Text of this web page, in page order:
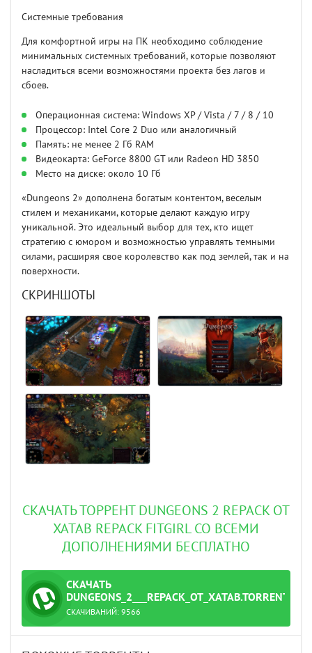
Системные требования
Для комфортной игры на ПК необходимо соблюдение
минимальных системных требований, которые позволяют
насладиться всеми возможностями проекта без лагов и
сбоев.
Операционная система: Windows XP / Vista / 7 / 8 / 10
Процессор: Intel Core 2 Duo или аналогичный
Память: не менее 2 Гб RAM
Видеокарта: GeForce 8800 GT или Radeon HD 3850
Место на диске: около 10 Гб
«Dungeons 2» дополнена богатым контентом, веселым
стилем и механиками, которые делают каждую игру
уникальной. Это идеальный выбор для тех, кто ищет
стратегию с юмором и возможностью управлять темными
силами, расширяя свое королевство как под землей, так и на
поверхности.
СКРИНШОТЫ
СКАЧАТЬ ТОРРЕНТ DUNGEONS 2 REPACK ОТ
XATAB REPACK FITGIRL СО ВСЕМИ
ДОПОЛНЕНИЯМИ БЕСПЛАТНО
СКАЧАТЬ
ТОРРЕНТ
DUNGEONS_2___REPACK_ОТ_XATAB.TORRENT
СКАЧИВАНИЙ: 9566